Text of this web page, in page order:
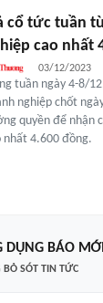
cổ tức tuần
cao nhất
03/12/2023
tuần ngày 4-8/
nghiệp chốt
quyền để nhận
nhất 4.600 đồng.
DỤNG BÁO MỚI
SÓT TIN TỨC